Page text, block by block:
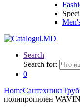
Search
Search for:
0
HomeСантехника
полипропилен